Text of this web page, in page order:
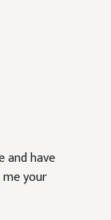
and have
me your